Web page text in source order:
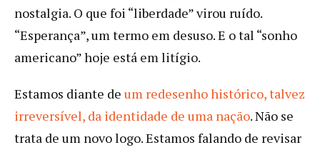
nostalgia. O que foi “liberdade” virou ruído.
“Esperança”, um termo em desuso. E o tal “sonho
americano” hoje está em litígio.
Estamos diante de um redesenho histórico, talvez
irreversível, da identidade de uma nação. Não se
trata de um novo logo. Estamos falando de revisar